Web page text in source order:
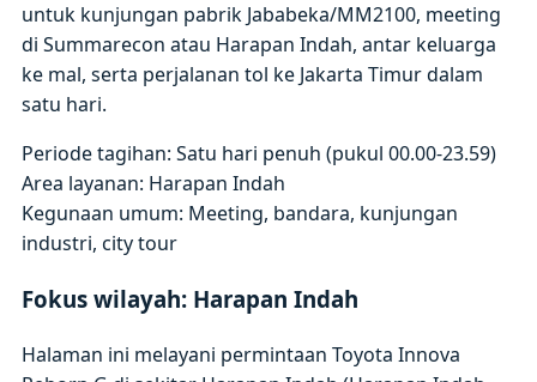
untuk kunjungan pabrik Jababeka/MM2100, meeting
di Summarecon atau Harapan Indah, antar keluarga
ke mal, serta perjalanan tol ke Jakarta Timur dalam
satu hari.
Periode tagihan: Satu hari penuh (pukul 00.00-23.59)
Area layanan: Harapan Indah
Kegunaan umum: Meeting, bandara, kunjungan
industri, city tour
Fokus wilayah: Harapan Indah
Halaman ini melayani permintaan Toyota Innova